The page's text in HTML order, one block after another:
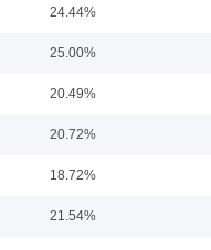
研究精选混合基金经理。2020年
债券基金部总监，现任固定收益
年定开债券基金经理。2016年7
金经理。2017年3月至2018年6
恒丰定开债券基金经理。2018年
24.44%
25.00%
20.49%
20.72%
18.72%
21.54%